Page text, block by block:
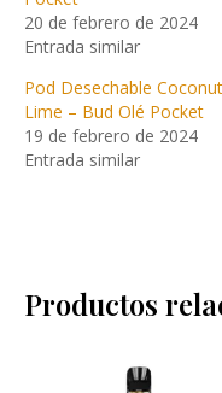
20 de febrero de 2024
Entrada similar
Pod Desechable Coconut
Lime – Bud Olé Pocket
19 de febrero de 2024
Entrada similar
Productos